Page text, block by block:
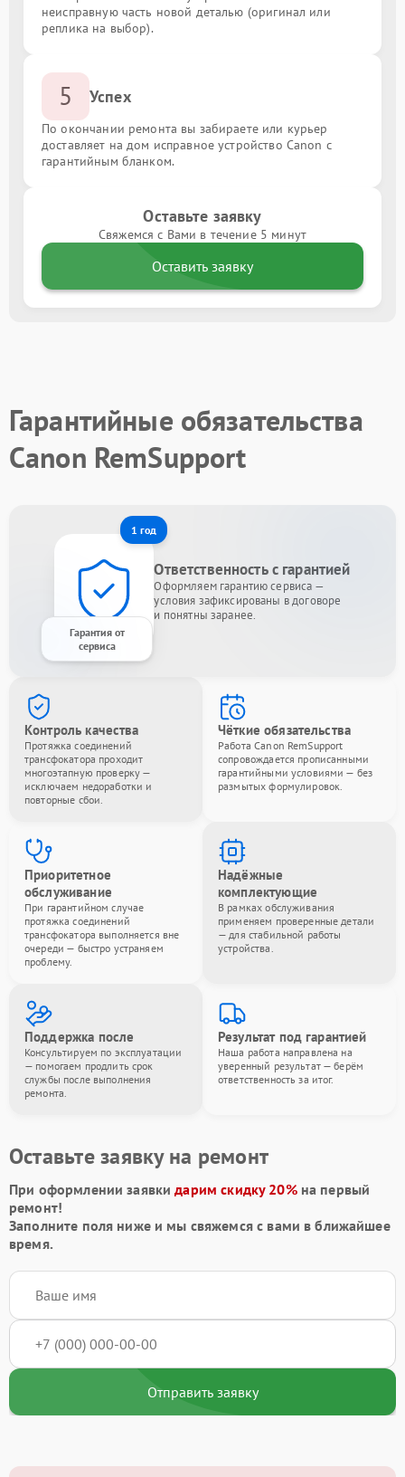
неисправную часть новой деталью (оригинал или
реплика на выбор).
5 Успех
По окончании ремонта вы забираете или курьер
доставляет на дом исправное устройство Canon с
гарантийным бланком.
Оставьте заявку
Свяжемся с Вами в течение 5 минут
Оставить заявку
Гарантийные обязательства
Canon RemSupport
1 год
Гарантия от
сервиса
Ответственность с гарантией
Оформляем гарантию сервиса —
условия зафиксированы в договоре
и понятны заранее.
Контроль качества
Протяжка соединений
трансфокатора проходит
многоэтапную проверку —
исключаем недоработки и
повторные сбои.
Чёткие обязательства
Работа Canon RemSupport
сопровождается прописанными
гарантийными условиями — без
размытых формулировок.
Приоритетное
обслуживание
При гарантийном случае
протяжка соединений
трансфокатора выполняется вне
очереди — быстро устраняем
проблему.
Надёжные
комплектующие
В рамках обслуживания
применяем проверенные детали
— для стабильной работы
устройства.
Поддержка после
Консультируем по эксплуатации
— помогаем продлить срок
службы после выполнения
ремонта.
Результат под гарантией
Наша работа направлена на
уверенный результат — берём
ответственность за итог.
Оставьте заявку на ремонт
При оформлении заявкидарим скидку 20%на первый
ремонт!
Заполните поля ниже и мы свяжемся с вами в ближайшее
время.
Отправить заявку